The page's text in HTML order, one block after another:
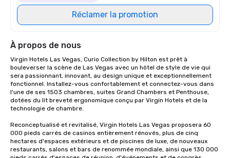
Réclamer la promotion
À propos de nous
Virgin Hotels Las Vegas, Curio Collection by Hilton est prêt à
bouleverser la scène de Las Vegas avec un hôtel de style de vie qui
sera passionnant, innovant, au design unique et exceptionnellement
fonctionnel. Installez-vous confortablement et connectez-vous dans
l'une de ses 1503 chambres, suites Grand Chambers et Penthouse,
dotées du lit breveté ergonomique conçu par Virgin Hotels et de la
technologie de chambre.
Reconceptualisé et revitalisé, Virgin Hotels Las Vegas proposera 60
000 pieds carrés de casinos entièrement rénovés, plus de cinq
hectares d'espaces extérieurs et de piscines de luxe, de nouveaux
restaurants, salons et bars de renommée mondiale, ainsi que 130 000